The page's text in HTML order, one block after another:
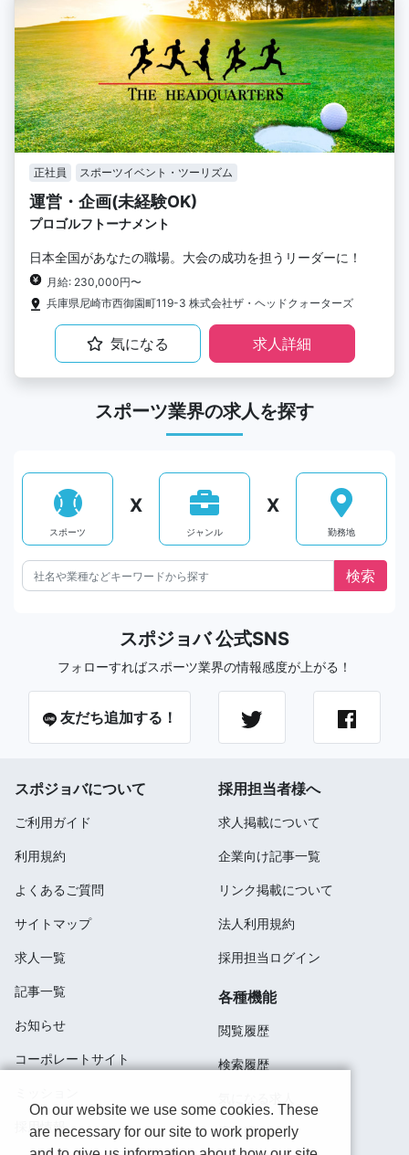
正社員 スポーツイベント・ツーリズム
運営・企画(未経験OK)
プロゴルフトーナメント
日本全国があなたの職場。大会の成功を担うリーダーに！
月給: 230,000円〜
兵庫県尼崎市西御園町119-3 株式会社ザ・ヘッドクォーターズ
気になる 求人詳細
スポーツ業界の求人を探す
スポーツ
X
ジャンル
X
勤務地
スポジョバ 公式SNS
フォローすればスポーツ業界の情報感度が上がる！
友だち追加する！
スポジョバについて
ご利用ガイド
利用規約
よくあるご質問
サイトマップ
求人一覧
記事一覧
お知らせ
コーポレートサイト
採用情報
採用担当者様へ
求人掲載について
企業向け記事一覧
リンク掲載について
法人利用規約
採用担当ログイン
各種機能
閲覧履歴
検索履歴
応募済み
On our website we use some cookies. These
are necessary for our site to work properly